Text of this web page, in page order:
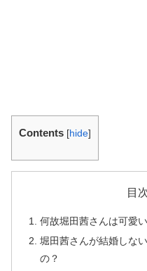
Contents [hide]
目
何故堀田茜さんは可愛
堀田茜さんが結婚しな
の？